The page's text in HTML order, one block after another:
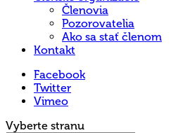
Členovia
Pozorovatelia
Ako sa stať členom
Kontakt
Facebook
Twitter
Vimeo
Vyberte stranu